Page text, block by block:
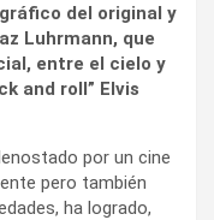
del original y
Luhrmann, que
entre el cielo y
and roll” Elvis
por un cine
pero también
ha logrado,